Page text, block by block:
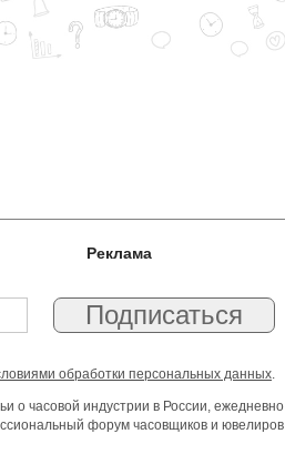
Реклама
обработки персональных данных.
о часовой индустрии в России, ежедневно
форум часовщиков и ювелиров